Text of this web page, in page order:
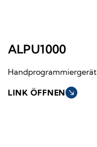
ALPU1000
Handprogrammiergerät
LINK ÖFFNEN south_east